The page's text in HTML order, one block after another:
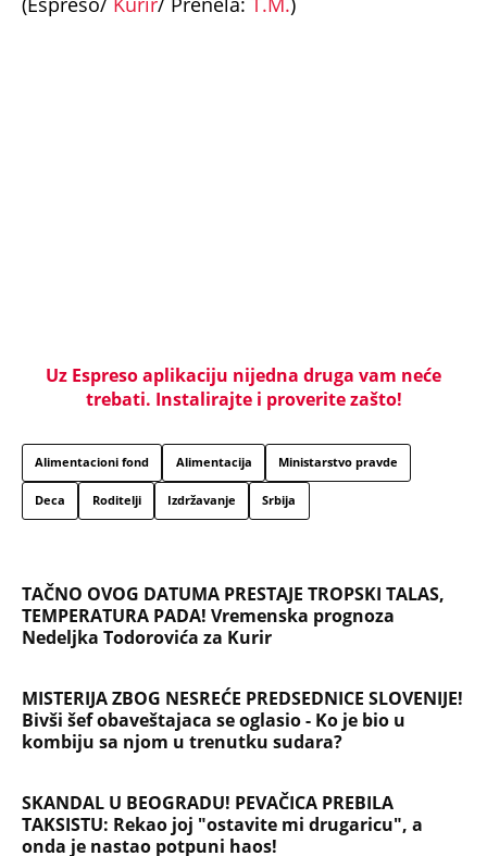
MISTERIJA ZBOG NESREĆE PREDSEDNICE SLOVENIJE!
kombiju sa njom u trenutku sudara?
SKANDAL U BEOGRADU! PEVAČICA PREBILA
TAKSISTU: Rekao joj "ostavite mi drugaricu", a
PRIJATELJ "KRALJA ZVEZDARE" RAZNET U
BUDVANSKOM "TROUGLU SMRTI": Pamtiće ga po
čuvenoj "Bačimo ih u Savu", da li ga je ubistvo
"U ŠOKU SU ZBOG ONOGA ŠTO SU VIDELI, SRBI SU
DIGLI GLAVU I NEĆE DA ĆUTE" Vučić o užasnim
na njega